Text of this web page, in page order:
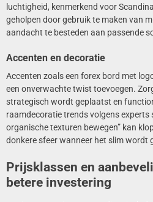
luchtigheid, kenmerkend voor
geholpen door gebruik te maken van
aandacht te besteden aan passende
Accenten en decoratie
Accenten zoals een forex bord met
een onverwachte twist toevoegen.
strategisch wordt geplaatst en
raamdecoratie trends volgens experts
organische texturen bewegen” kan
donkere sfeer wanneer het slim wordt
Prijsklassen en
betere investering